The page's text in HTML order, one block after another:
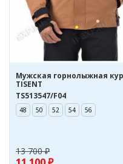
Мужская горнолыжная
TISENT
TS513547/F04
48 50 52 54 56
13 700 ₽